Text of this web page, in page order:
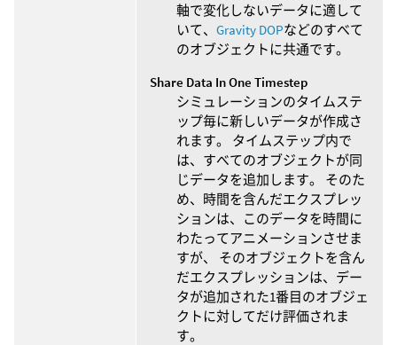
軸で変化しないデータに適して
いて、 Gravity DOPなどのすべて
のオブジェクトに共通です。
Share Data In One Timestep
シミュレーションのタイムステ
ップ毎に新しいデータが作成さ
れます。 タイムステップ内で
は、すべてのオブジェクトが同
じデータを追加します。 そのた
め、時間を含んだエクスプレッ
ションは、このデータを時間に
わたってアニメーションさせま
すが、 そのオブジェクトを含ん
だエクスプレッションは、デー
タが追加された1番目のオブジェ
クトに対してだけ評価されま
す。